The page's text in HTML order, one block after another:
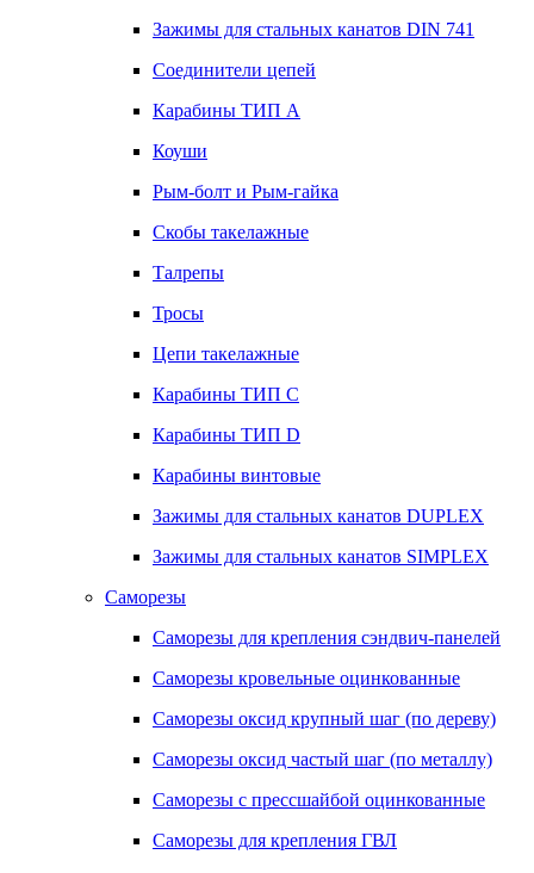
Зажимы для стальных канатов DIN 741
Соединители цепей
Карабины ТИП А
Коуши
Рым-болт и Рым-гайка
Скобы такелажные
Талрепы
Тросы
Цепи такелажные
Карабины ТИП C
Карабины ТИП D
Карабины винтовые
Зажимы для стальных канатов DUPLEX
Зажимы для стальных канатов SIMPLEX
Саморезы
Саморезы для крепления сэндвич-панелей
Саморезы кровельные оцинкованные
Саморезы оксид крупный шаг (по дереву)
Саморезы оксид частый шаг (по металлу)
Саморезы с прессшайбой оцинкованные
Саморезы для крепления ГВЛ